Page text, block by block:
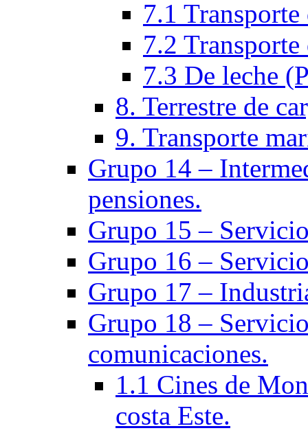
7.1 Transporte
7.2
7.3 De leche
8. Terrestre de
9. Transporte
Grupo 14 –
pensiones.
Grupo 15 –
Grupo 16 –
Grupo 17 –
Grupo 18 –
comunicaciones.
1.1 Cines de
costa Este.